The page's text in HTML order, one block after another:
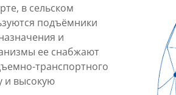
в сельском
подъёмники
и
ее снабжают
транспортного
и высокую